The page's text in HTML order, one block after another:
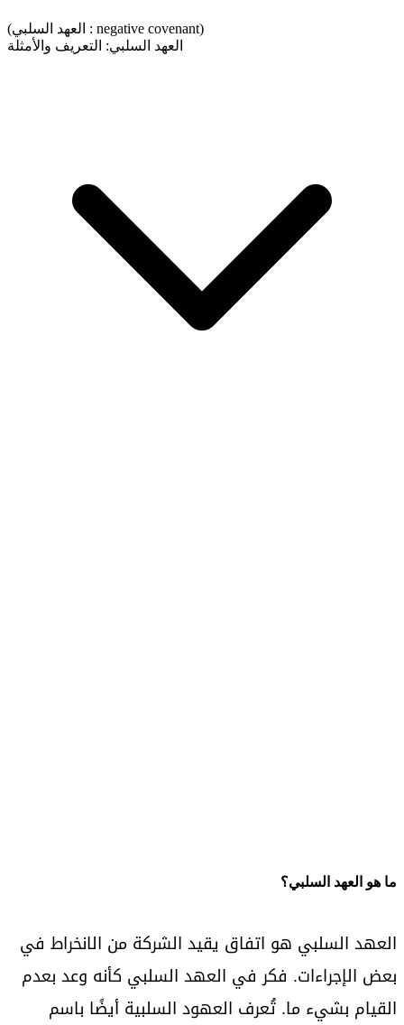
(العهد السلبي : negative covenant)
العهد السلبي: التعريف والأمثلة
ما هو العهد السلبي؟
العهد السلبي هو اتفاق يقيد الشركة من الانخراط في
بعض الإجراءات. فكر في العهد السلبي كأنه وعد بعدم
القيام بشيء ما. تُعرف العهود السلبية أيضًا باسم